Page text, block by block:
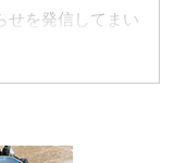
せを発信してまい